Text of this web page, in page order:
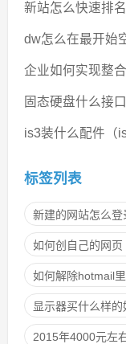
新站怎么快速排
dw怎么在最开始
企业如何实现整
固态硬盘什么接
is3装什么配件（
标签列表
新建的网站怎么登
如何创自己的网页
如何解除hotmail
显示器买什么样的
2015年4000元左